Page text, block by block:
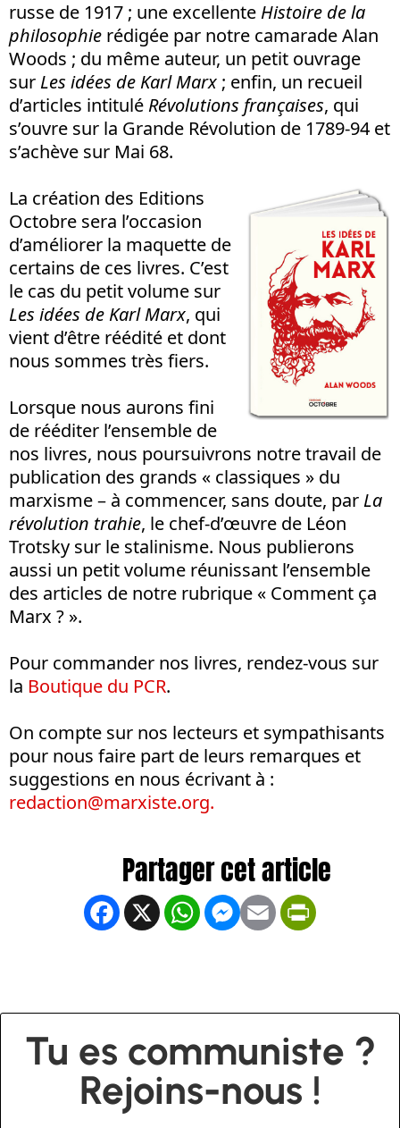
russe de 1917 ; une excellente Histoire de la
philosophie rédigée par notre camarade Alan
Woods ; du même auteur, un petit ouvrage
sur Les idées de Karl Marx ; enfin, un recueil
d’articles intitulé Révolutions françaises, qui
s’ouvre sur la Grande Révolution de 1789-94 et
s’achève sur Mai 68.
La création des Editions
Octobre sera l’occasion
d’améliorer la maquette de
certains de ces livres. C’est
le cas du petit volume sur
Les idées de Karl Marx, qui
vient d’être réédité et dont
nous sommes très fiers.
Lorsque nous aurons fini
de rééditer l’ensemble de
nos livres, nous poursuivrons notre travail de
publication des grands « classiques » du
marxisme – à commencer, sans doute, par La
révolution trahie, le chef-d’œuvre de Léon
Trotsky sur le stalinisme. Nous publierons
aussi un petit volume réunissant l’ensemble
des articles de notre rubrique « Comment ça
Marx ? ».
Pour commander nos livres, rendez-vous sur
la Boutique du PCR.
On compte sur nos lecteurs et sympathisants
pour nous faire part de leurs remarques et
suggestions en nous écrivant à :
redaction@marxiste.org.
Facebook
X WhatsApp
Messenger
Email
Tu es communiste ?
Rejoins-nous !